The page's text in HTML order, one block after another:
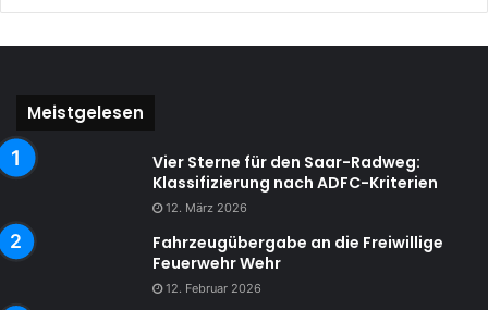
Meistgelesen
Vier Sterne für den Saar-Radweg:
Klassifizierung nach ADFC-Kriterien
12. März 2026
Fahrzeugübergabe an die Freiwillige
Feuerwehr Wehr
12. Februar 2026